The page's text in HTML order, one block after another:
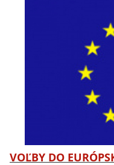
VOĽBY DO